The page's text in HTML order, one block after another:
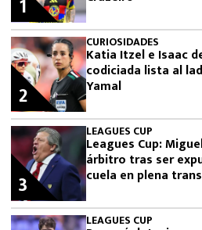
1
CURIOSIDADES
Katia Itzel e Isaac
codiciada lista al
Yamal
2
LEAGUES CUP
Leagues Cup:
árbitro tras ser
cuela en plena
3
LEAGUES CUP